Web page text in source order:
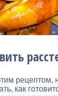
рецептом,
как